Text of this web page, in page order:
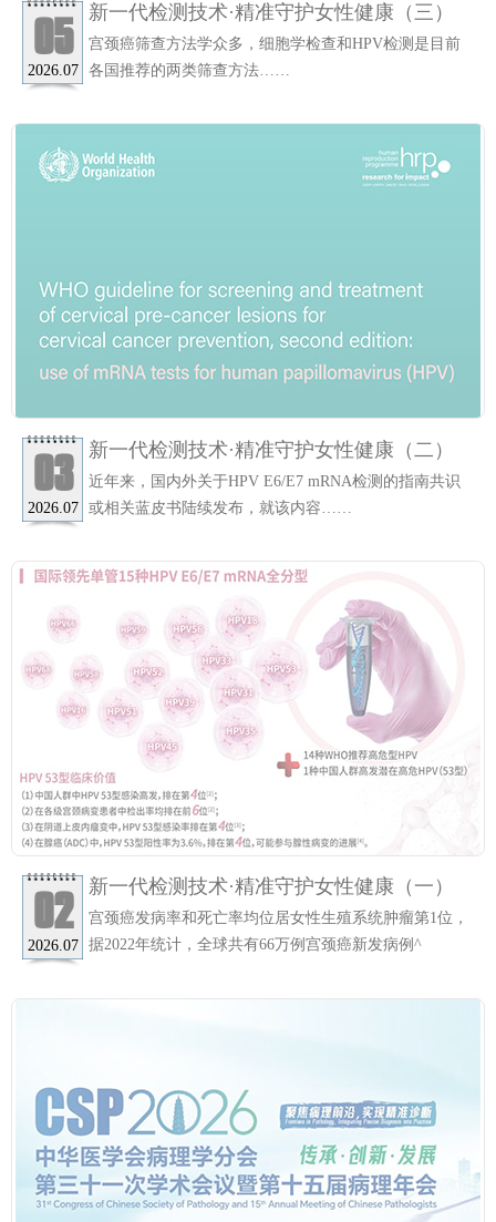
05
2026.07
新一代检测技术·精准守护女性健康（三）
宫颈癌筛查方法学众多，细胞学检查和HPV检测是目前
各国推荐的两类筛查方法……
03
2026.07
新一代检测技术·精准守护女性健康（二）
近年来，国内外关于HPV E6/E7 mRNA检测的指南共识
或相关蓝皮书陆续发布，就该内容……
02
2026.07
新一代检测技术·精准守护女性健康（一）
宫颈癌发病率和死亡率均位居女性生殖系统肿瘤第1位，
据2022年统计，全球共有66万例宫颈癌新发病例^